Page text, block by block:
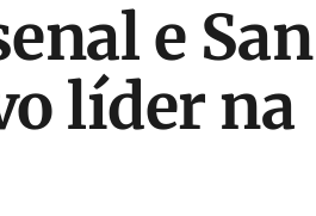
e San
líder na